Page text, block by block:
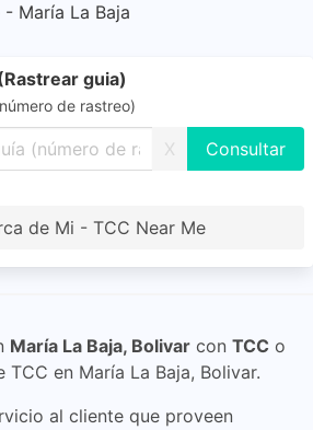
María La Baja
guia)
de rastreo)
X
de Mi - TCC Near Me
María La Baja, Bolivar con TCC o
en María La Baja, Bolivar.
al cliente que proveen